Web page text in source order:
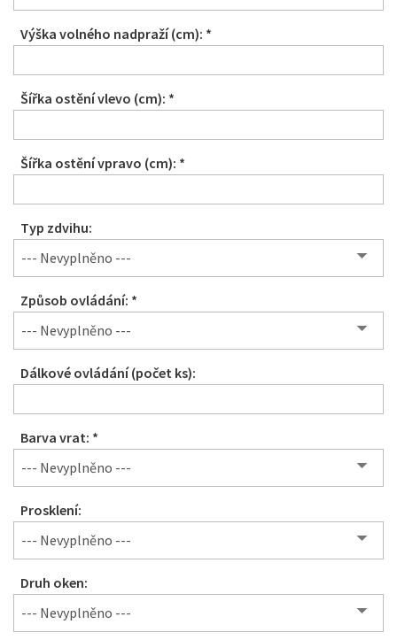
Výška volného nadpraží (cm): *
Šířka ostění vlevo (cm): *
Šířka ostění vpravo (cm): *
Typ zdvihu:
--- Nevyplněno ---
Způsob ovládání: *
--- Nevyplněno ---
Dálkové ovládání (počet ks):
Barva vrat: *
--- Nevyplněno ---
Prosklení:
--- Nevyplněno ---
Druh oken:
--- Nevyplněno ---